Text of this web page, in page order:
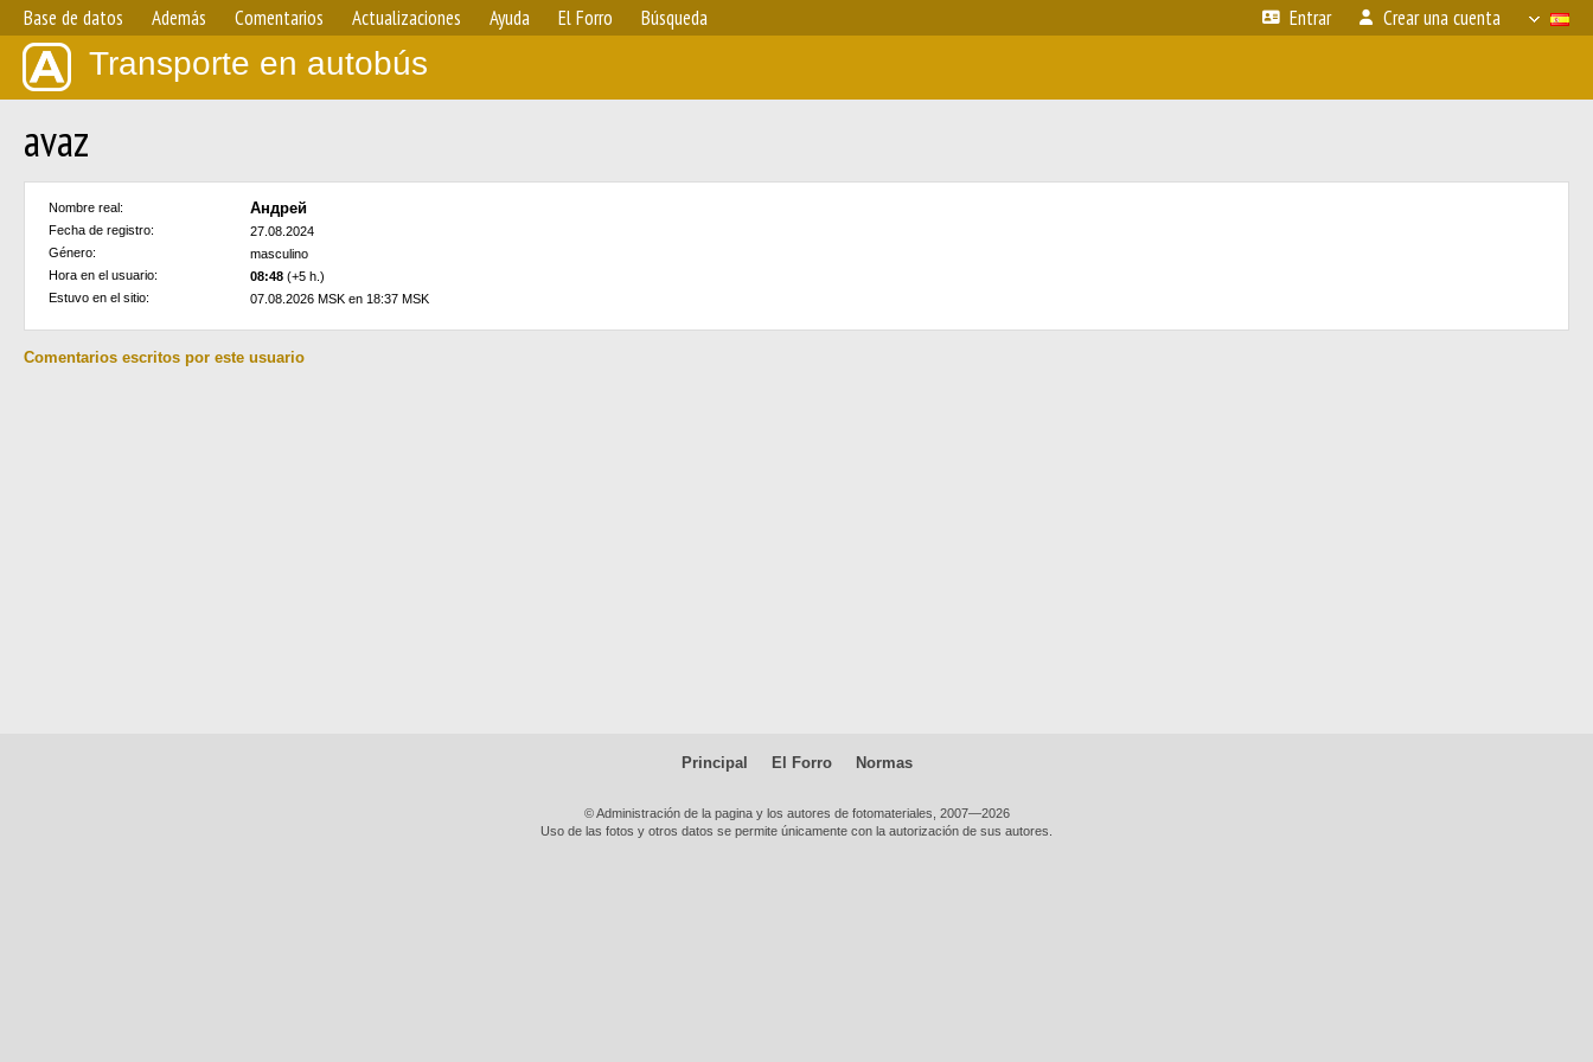
Base de datos Además Comentarios Actualizaciones Ayuda El Forro Búsqueda Entrar Crear una cuenta
Transporte en autobús
avaz
Nombre real: Андрей
Fecha de registro:
27.08.2024
Género:
masculino
Hora en el usuario:
08:48 (+5 h.)
Estuvo en el sitio:
07.08.2026 MSK en 18:37 MSK
Comentarios escritos por este usuario
Principal El Forro Normas
© Administración de la pagina y los autores de fotomateriales, 2007—2026
Uso de las fotos y otros datos se permite únicamente con la autorización de sus autores.